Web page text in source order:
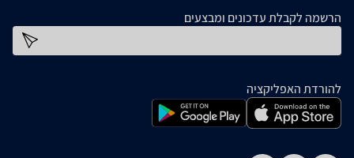
הרשמה לקבלת עדכונים ומבצעים
להורדת האפליקציה